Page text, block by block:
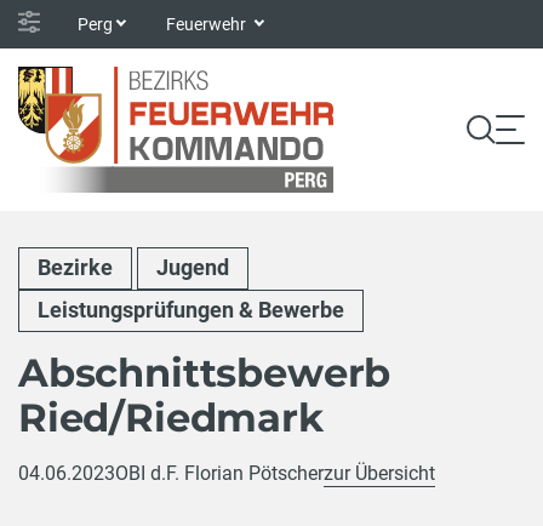
Perg Feuerwehr
Bezirke
Jugend
Leistungsprüfungen & Bewerbe
Abschnittsbewerb
Ried/Riedmark
04.06.2023OBI d.F. Florian Pötscherzur Übersicht